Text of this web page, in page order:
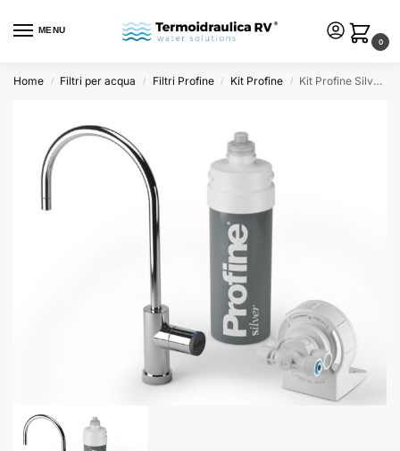
MENU
0
Home / Filtri per acqua / Filtri Profine / Kit Profine / Kit Profine Silver Mini completo di rubinetto 1 via e raccordi